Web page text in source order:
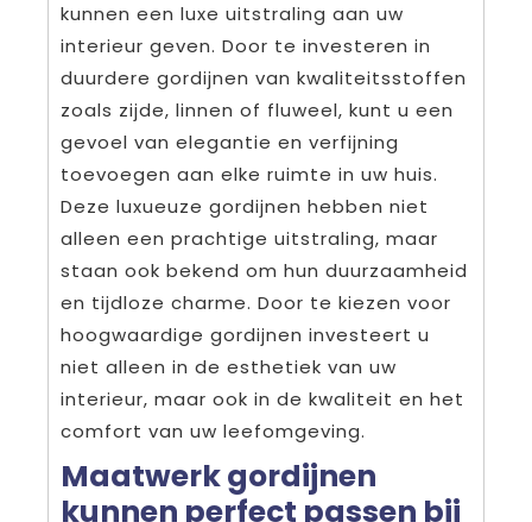
kunnen een luxe uitstraling aan uw
interieur geven. Door te investeren in
duurdere gordijnen van kwaliteitsstoffen
zoals zijde, linnen of fluweel, kunt u een
gevoel van elegantie en verfijning
toevoegen aan elke ruimte in uw huis.
Deze luxueuze gordijnen hebben niet
alleen een prachtige uitstraling, maar
staan ook bekend om hun duurzaamheid
en tijdloze charme. Door te kiezen voor
hoogwaardige gordijnen investeert u
niet alleen in de esthetiek van uw
interieur, maar ook in de kwaliteit en het
comfort van uw leefomgeving.
Maatwerk gordijnen
kunnen perfect passen bij